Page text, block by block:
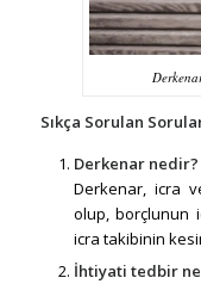
Sıkça Sorulan
Derkenar nedir?
Derkenar, icra
olup, borçlunun
icra takibinin
İhtiyati tedbir